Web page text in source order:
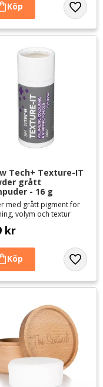
Lägg
Tech+ Texture-IT
grått
- 16 g
med grått pigment för
volym och textur
kr
Lägg